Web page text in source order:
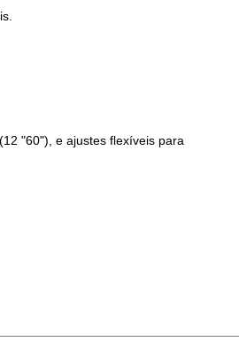
"60"), e ajustes flexíveis para